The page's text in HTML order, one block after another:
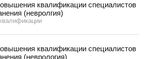
квалификации специалистов
(невролгия)
квалификации специалистов
(неврология)